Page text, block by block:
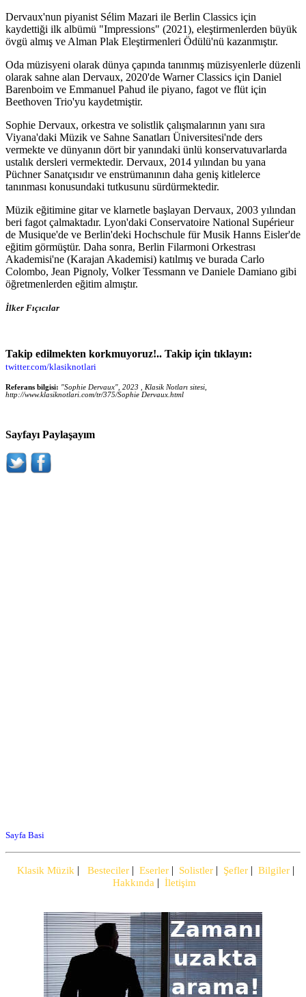
Dervaux'nun piyanist Sélim Mazari ile Berlin Classics için
kaydettiği ilk albümü "Impressions" (2021), eleştirmenlerden büyük
övgü almış ve Alman Plak Eleştirmenleri Ödülü'nü kazanmıştır.
Oda müzisyeni olarak dünya çapında tanınmış müzisyenlerle düzenli
olarak sahne alan Dervaux, 2020'de Warner Classics için Daniel
Barenboim ve Emmanuel Pahud ile piyano, fagot ve flüt için
Beethoven Trio'yu kaydetmiştir.
Sophie Dervaux, orkestra ve solistlik çalışmalarının yanı sıra
Viyana'daki Müzik ve Sahne Sanatları Üniversitesi'nde ders
vermekte ve dünyanın dört bir yanındaki ünlü konservatuvarlarda
ustalık dersleri vermektedir. Dervaux, 2014 yılından bu yana
Püchner Sanatçısıdır ve enstrümanının daha geniş kitlelerce
tanınması konusundaki tutkusunu sürdürmektedir.
Müzik eğitimine gitar ve klarnetle başlayan Dervaux, 2003 yılından
beri fagot çalmaktadır. Lyon'daki Conservatoire National Supérieur
de Musique'de ve Berlin'deki Hochschule für Musik Hanns Eisler'de
eğitim görmüştür. Daha sonra, Berlin Filarmoni Orkestrası
Akademisi'ne (Karajan Akademisi) katılmış ve burada Carlo
Colombo, Jean Pignoly, Volker Tessmann ve Daniele Damiano gibi
öğretmenlerden eğitim almıştır.
İlker Fıçıcılar
Takip edilmekten korkmuyoruz!.. Takip için tıklayın:
twitter.com/klasiknotlari
Referans bilgisi: "Sophie Dervaux", 2023 , Klasik Notları sitesi,
http://www.klasiknotlari.com/tr/375/Sophie Dervaux.html
Sayfayı Paylaşayım
Sayfa Basi
Klasik Müzik Besteciler Eserler Solistler Şefler Bilgiler
Hakkında İletişim